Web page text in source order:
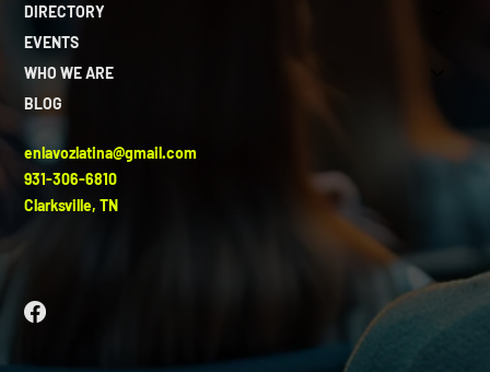
DIRECTORY
EVENTS
WHO WE ARE
BLOG
enlavozlatina@gmail.com
931-306-6810
Clarksville, TN